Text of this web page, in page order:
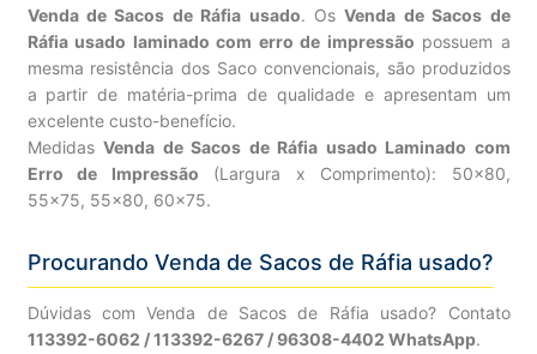
Venda de Sacos de Ráfia usado. OsVenda de Sacos de
Ráfia usado laminado com erro de impressão possuem a
mesma resistência dos Saco convencionais, são produzidos
a partir de matéria-prima de qualidade e apresentam um
excelente custo-benefício.
Medidas Venda de Sacos de Ráfia usado Laminado com
Erro de Impressão (Largura x Comprimento): 50×80,
55×75, 55×80, 60×75.
Procurando Venda de Sacos de Ráfia usado?
Dúvidas com Venda de Sacos de Ráfia usado? Contato
113392-6062 / 113392-6267 / 96308-4402 WhatsApp.